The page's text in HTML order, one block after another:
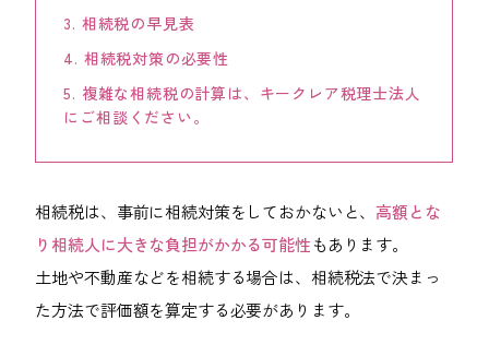
TAX LAW TOPICS
税法トピックス
MEDIA
メディア情報
ACCESS
アクセス
3. 相続税の早見表
4. 相続税対策の必要性
5. 複雑な相続税の計算は、キークレア税理士法人
にご相談ください。
相続税は、事前に相続対策をしておかないと、高額とな
り相続人に大きな負担がかかる可能性もあります。
土地や不動産などを相続する場合は、相続税法で決まっ
た方法で評価額を算定する必要があります。